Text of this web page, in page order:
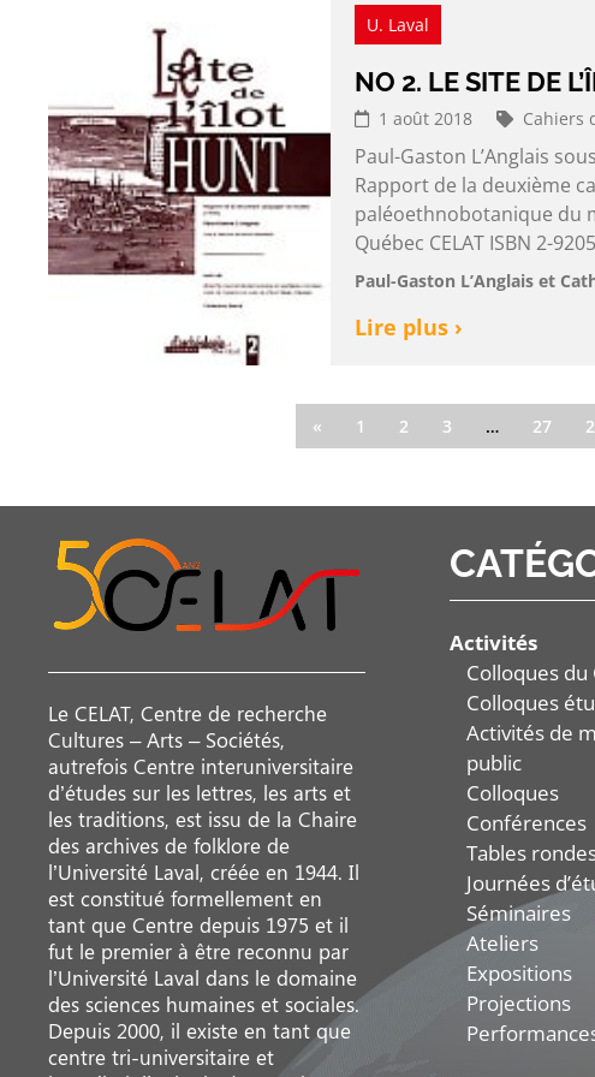
U. Laval
NO 2. LE SITE DE
1 août 2018 Cahiers
Paul-Gaston L’Anglais
Rapport de la deuxième
paléoethnobotanique du
Québec CELAT ISBN 2-
Paul-Gaston L’Anglais et
Lire plus ›
« 1 2 3 … 27
Le CELAT, Centre de recherche
Cultures – Arts – Sociétés,
autrefois Centre interuniversitaire
d’études sur les lettres, les arts et
les traditions, est issu de la Chaire
des archives de folklore de
l’Université Laval, créée en 1944. Il
est constitué formellement en
tant que Centre depuis 1975 et il
fut le premier à être reconnu par
l’Université Laval dans le domaine
des sciences humaines et sociales.
Depuis 2000, il existe en tant que
centre tri-universitaire et
Activités
Colloques du
Colloques
Activités de
public
Colloques
Conférences
Tables
Journées
Séminaires
Ateliers
Expositions
Projections